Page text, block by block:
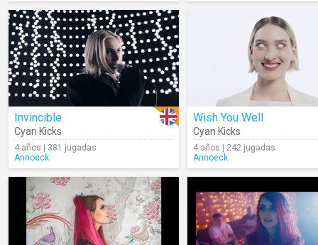
Invincible
Cyan Kicks
4 años | 381 jugadas
Annoeck
Wish You Well
Cyan Kicks
4 años | 242 jugadas
Annoeck